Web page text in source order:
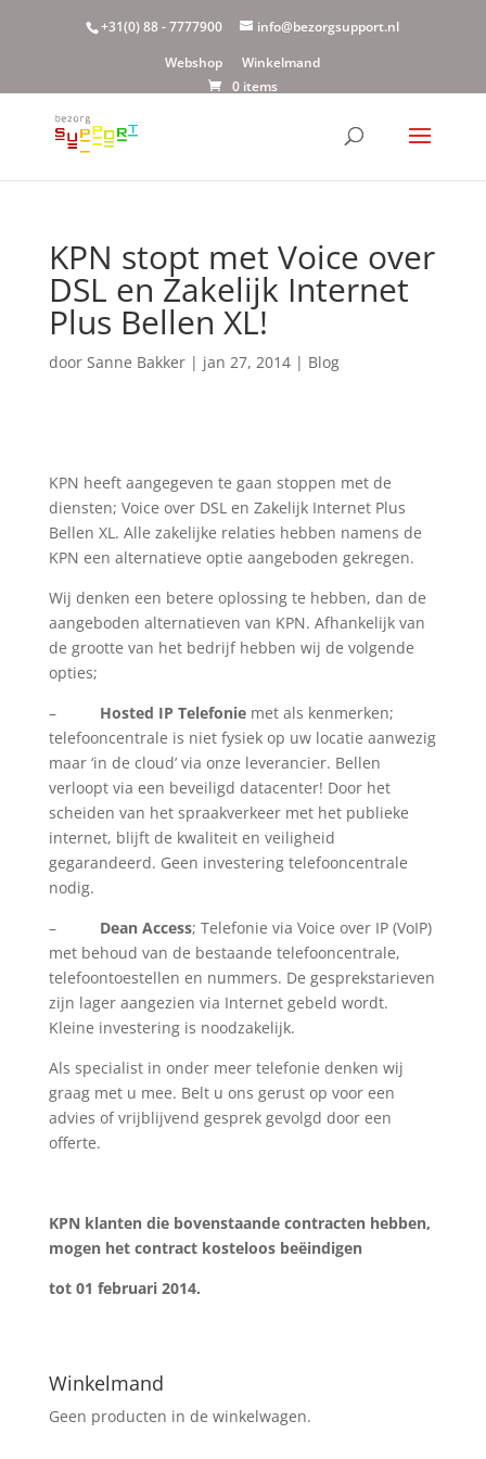
+31(0) 88 - 7777900
info@bezorgsupport.nl
Webshop
Winkelmand
0 items
KPN stopt met Voice over
DSL en Zakelijk Internet
Plus Bellen XL!
door Sanne Bakker| jan 27, 2014| Blog
KPN heeft aangegeven te gaan stoppen met de
diensten; Voice over DSL en Zakelijk Internet Plus
Bellen XL. Alle zakelijke relaties hebben namens de
KPN een alternatieve optie aangeboden gekregen.
Wij denken een betere oplossing te hebben, dan de
aangeboden alternatieven van KPN. Afhankelijk van
de grootte van het bedrijf hebben wij de volgende
opties;
– Hosted IP Telefoniemet als kenmerken;
telefooncentrale is niet fysiek op uw locatie aanwezig
maar ‘in de cloud’ via onze leverancier. Bellen
verloopt via een beveiligd datacenter! Door het
scheiden van het spraakverkeer met het publieke
internet, blijft de kwaliteit en veiligheid
gegarandeerd. Geen investering telefooncentrale
nodig.
– Dean Access; Telefonie via Voice over IP (VoIP)
met behoud van de bestaande telefooncentrale,
telefoontoestellen en nummers. De gesprekstarieven
zijn lager aangezien via Internet gebeld wordt.
Kleine investering is noodzakelijk.
Als specialist in onder meer telefonie denken wij
graag met u mee. Belt u ons gerust op voor een
advies of vrijblijvend gesprek gevolgd door een
offerte.
KPN klanten die bovenstaande contracten hebben,
mogen het contract kosteloos beëindigen
tot 01 februari 2014.
Winkelmand
Geen producten in de winkelwagen.